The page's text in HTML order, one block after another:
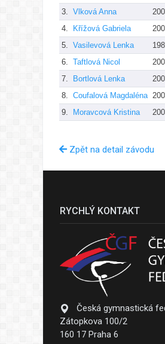
3.
Vlková Anna
4.
Křížová Gabriela
5.
Vasilevová Lenka
6.
Taftlová Nicol
7.
Bortlová Lenka
8.
Coufalová Magdaléna
9.
Moravcová Kristina
Zpět na detail závodu
RYCHLÝ KONTAKT
Česká gymnastická
Zátopkova 100/2
160 17 Praha 6